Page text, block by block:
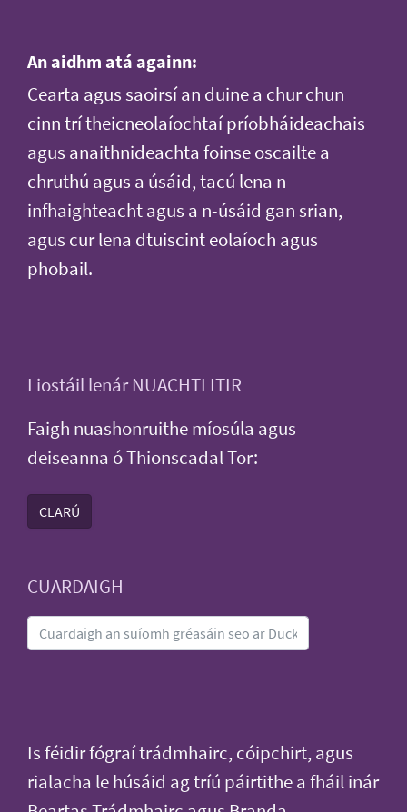
An aidhm atá againn:
Cearta agus saoirsí an duine a chur chun
cinn trí theicneolaíochtaí príobháideachais
agus anaithnideachta foinse oscailte a
chruthú agus a úsáid, tacú lena n-
infhaighteacht agus a n-úsáid gan srian,
agus cur lena dtuiscint eolaíoch agus
phobail.
Liostáil lenár NUACHTLITIR
Faigh nuashonruithe míosúla agus
deiseanna ó Thionscadal Tor:
CLARÚ
CUARDAIGH
Is féidir fógraí trádmhairc, cóipchirt, agus
rialacha le húsáid ag tríú páirtithe a fháil inár